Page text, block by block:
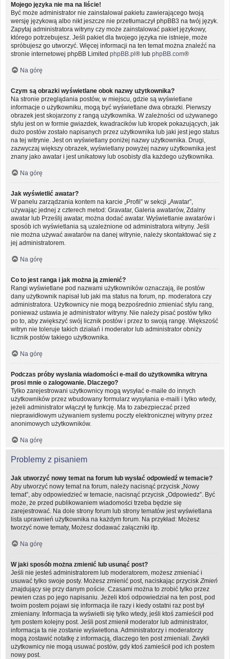
Mojego języka nie ma na liście!
Być może administrator nie zainstalował pakietu zawierającego twoją
wersję językową albo nikt jeszcze nie przetłumaczył phpBB3 na twój język.
Zapytaj administratora witryny czy może zainstalować pakiet językowy,
którego potrzebujesz. Jeśli pakiet dla twojego języka nie istnieje, może
spróbujesz go utworzyć. Więcej informacji na ten temat można znaleźć na
stronie internetowej phpBB Limited phpBB.pl® lub phpBB.com®
Na górę
Czym są obrazki wyświetlane obok nazwy użytkownika?
Na stronie przeglądania postów, w miejscu, gdzie są wyświetlane
informacje o użytkowniku, mogą być wyświetlane dwa obrazki. Pierwszy
obrazek jest skojarzony z rangą użytkownika. W zależności od używanego
stylu jest on w formie gwiazdek, kwadracików lub kropek pokazujących, jak
dużo postów zostało napisanych przez użytkownika lub jaki jest jego status
na tej witrynie. Jest on wyświetlany poniżej nazwy użytkownika. Drugi,
zazwyczaj większy obrazek, wyświetlany powyżej nazwy użytkownika jest
znany jako awatar i jest unikatowy lub osobisty dla każdego użytkownika.
Na górę
Jak wyświetlić awatar?
W panelu zarządzania kontem na karcie „Profil” w sekcji „Awatar”,
używając jednej z czterech metod: Gravatar, Galeria awatarów, Zdalny
awatar lub Prześlij awatar, można dodać awatar. Wyświetlanie awatarów i
sposób ich wyświetlania są uzależnione od administratora witryny. Jeśli
nie można używać awatarów na danej witrynie, należy skontaktować się z
jej administratorem.
Na górę
Co to jest ranga i jak można ją zmienić?
Rangi wyświetlane pod nazwami użytkowników oznaczają, ile postów
dany użytkownik napisał lub jaki ma status na forum, np. moderatora czy
administratora. Użytkownicy nie mogą bezpośrednio zmieniać stylu rang,
ponieważ ustawia je administrator witryny. Nie należy pisać postów tylko
po to, aby zwiększyć swój licznik postów i przez to swoją rangę. Większość
witryn nie toleruje takich działań i moderator lub administrator obniży
licznik postów takiego użytkownika.
Na górę
Podczas próby wysłania wiadomości e-mail do użytkownika witryna
prosi mnie o zalogowanie. Dlaczego?
Tylko zarejestrowani użytkownicy mogą wysyłać e-maile do innych
użytkowników przez wbudowany formularz wysyłania e-maili i tylko wtedy,
jeżeli administrator włączył tę funkcję. Ma to zabezpieczać przed
nieprawidłowym używaniem systemu poczty elektronicznej witryny przez
anonimowych użytkowników.
Na górę
Problemy z pisaniem
Jak utworzyć nowy temat na forum lub wysłać odpowiedź w temacie?
Aby utworzyć nowy temat na forum, należy nacisnąć przycisk „Nowy
temat”, aby odpowiedzieć w temacie, nacisnąć przycisk „Odpowiedz”. Być
może, że przed publikowaniem wiadomości trzeba będzie się
zarejestrować. Na dole strony forum lub strony tematów jest wyświetlana
lista uprawnień użytkownika na każdym forum. Na przykład: Możesz
tworzyć nowe tematy, Możesz dodawać załączniki itp.
Na górę
W jaki sposób można zmienić lub usunąć post?
Jeśli nie jesteś administratorem lub moderatorem, możesz zmieniać i
usuwać tylko swoje posty. Możesz zmienić post, naciskając przycisk Zmień
znajdujący się przy danym poście. Czasami można to zrobić tylko przez
pewien czas po jego napisaniu. Jeżeli ktoś odpowiedział na ten post, pod
twoim postem pojawi się informacja ile razy i kiedy ostatni raz post był
zmieniany. Informacja ta wyświetli się tylko wtedy, jeśli ktoś zamieścił pod
tym postem kolejny post. Jeśli post zmienił moderator lub administrator,
informacja ta nie zostanie wyświetlona. Administratorzy i moderatorzy
mogą zostawić notatkę z informacją, dlaczego ten post zmieniali. Zwykli
użytkownicy nie mogą usuwać postów, gdy ktoś zamieścił pod ich postem
nowy post.